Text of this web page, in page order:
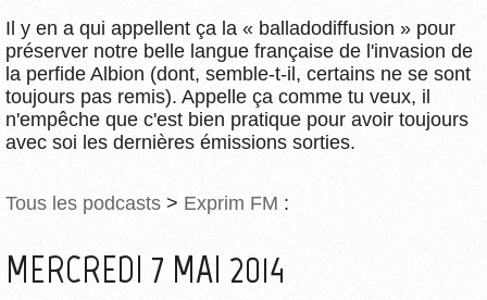
Il y en a qui appellent ça la « balladodiffusion » pour
préserver notre belle langue française de l'invasion de
la perfide Albion (dont, semble-t-il, certains ne se sont
toujours pas remis). Appelle ça comme tu veux, il
n'empêche que c'est bien pratique pour avoir toujours
avec soi les dernières émissions sorties.
Tous les podcasts > Exprim FM :
MERCREDI 7 MAI 2014